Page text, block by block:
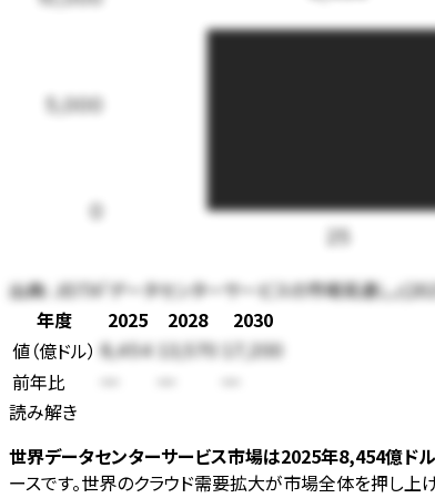
0
5,000
25
出典:JEITA「データセンターサービスの市場見通し」
年度
2025 2028
2030
値（億ドル） 8,454 13,570 17,200
前年比
読み解き
世界データセンターサービス市場は2025年8,454億ド
ースです。世界のクラウド需要拡大が市場全体を押し上